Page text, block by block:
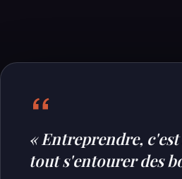
« Entreprendre,
tout s'entourer des